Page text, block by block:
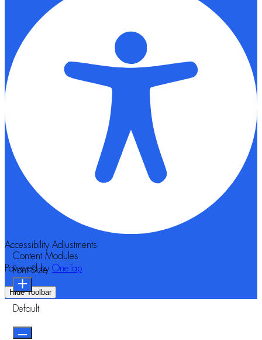
Accessibility Adjustments
Powered by OneTap
Hide Toolbar
Content Modules
Font Size
Default